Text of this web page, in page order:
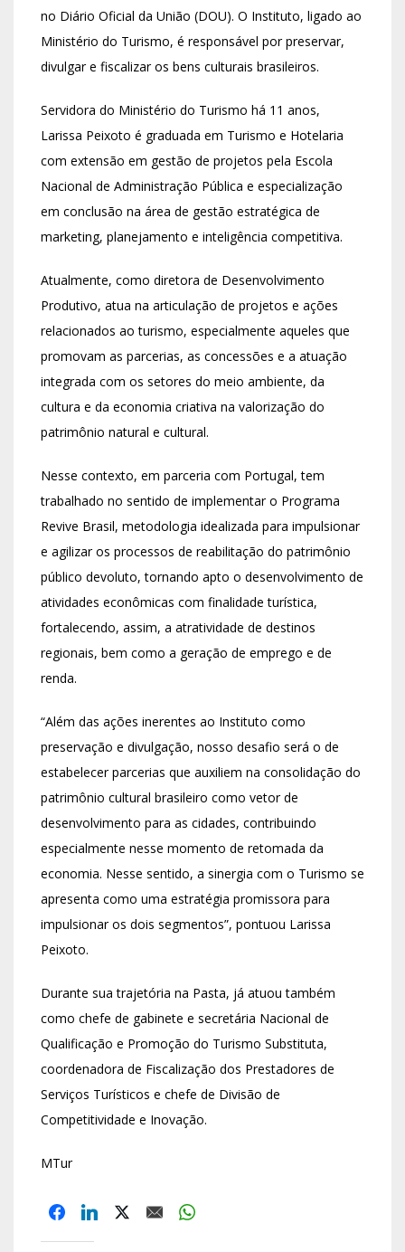
no Diário Oficial da União (DOU). O Instituto, ligado ao
Ministério do Turismo, é responsável por preservar,
divulgar e fiscalizar os bens culturais brasileiros.
Servidora do Ministério do Turismo há 11 anos,
Larissa Peixoto é graduada em Turismo e Hotelaria
com extensão em gestão de projetos pela Escola
Nacional de Administração Pública e especialização
em conclusão na área de gestão estratégica de
marketing, planejamento e inteligência competitiva.
Atualmente, como diretora de Desenvolvimento
Produtivo, atua na articulação de projetos e ações
relacionados ao turismo, especialmente aqueles que
promovam as parcerias, as concessões e a atuação
integrada com os setores do meio ambiente, da
cultura e da economia criativa na valorização do
patrimônio natural e cultural.
Nesse contexto, em parceria com Portugal, tem
trabalhado no sentido de implementar o Programa
Revive Brasil, metodologia idealizada para impulsionar
e agilizar os processos de reabilitação do patrimônio
público devoluto, tornando apto o desenvolvimento de
atividades econômicas com finalidade turística,
fortalecendo, assim, a atratividade de destinos
regionais, bem como a geração de emprego e de
renda.
“Além das ações inerentes ao Instituto como
preservação e divulgação, nosso desafio será o de
estabelecer parcerias que auxiliem na consolidação do
patrimônio cultural brasileiro como vetor de
desenvolvimento para as cidades, contribuindo
especialmente nesse momento de retomada da
economia. Nesse sentido, a sinergia com o Turismo se
apresenta como uma estratégia promissora para
impulsionar os dois segmentos”, pontuou Larissa
Peixoto.
Durante sua trajetória na Pasta, já atuou também
como chefe de gabinete e secretária Nacional de
Qualificação e Promoção do Turismo Substituta,
coordenadora de Fiscalização dos Prestadores de
Serviços Turísticos e chefe de Divisão de
Competitividade e Inovação.
MTur